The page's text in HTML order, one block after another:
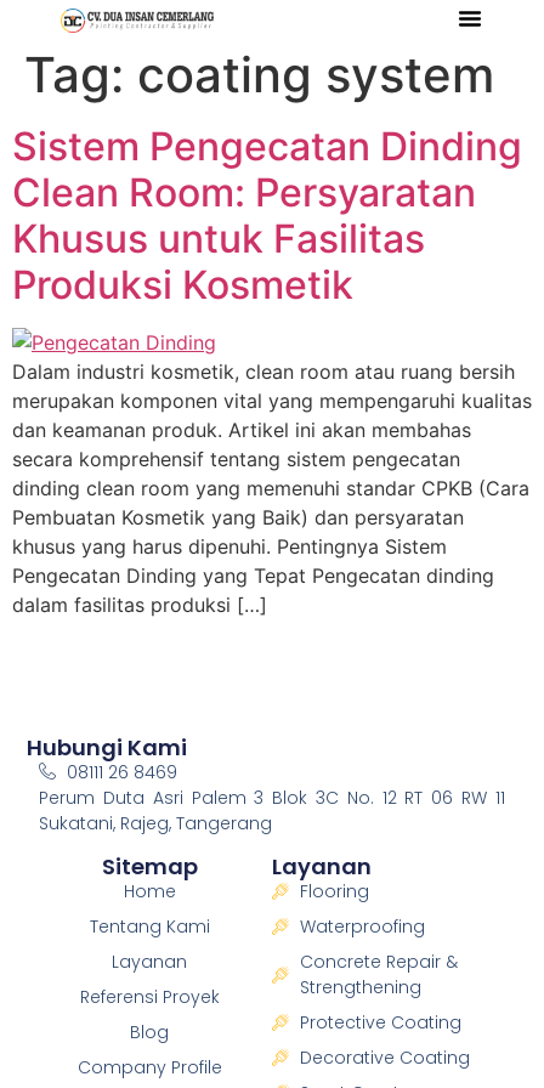
Tag: coating system
Sistem Pengecatan Dinding
Clean Room: Persyaratan
Khusus untuk Fasilitas
Produksi Kosmetik
Dalam industri kosmetik, clean room atau ruang bersih
merupakan komponen vital yang mempengaruhi kualitas
dan keamanan produk. Artikel ini akan membahas
secara komprehensif tentang sistem pengecatan
dinding clean room yang memenuhi standar CPKB (Cara
Pembuatan Kosmetik yang Baik) dan persyaratan
khusus yang harus dipenuhi. Pentingnya Sistem
Pengecatan Dinding yang Tepat Pengecatan dinding
dalam fasilitas produksi […]
Hubungi Kami
08111 26 8469
Perum Duta Asri Palem 3 Blok 3C No. 12 RT 06 RW 11
Sukatani, Rajeg, Tangerang
Sitemap
Home
Tentang Kami
Layanan
Referensi Proyek
Blog
Company Profile
Layanan
Flooring
Waterproofing
Concrete Repair &
Strengthening
Protective Coating
Decorative Coating